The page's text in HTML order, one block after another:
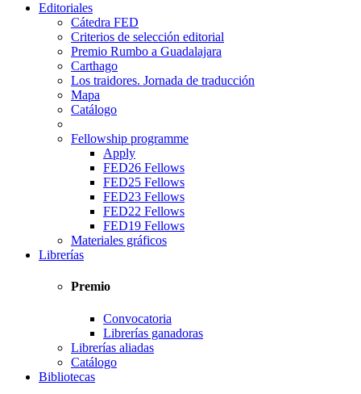
Editoriales
Cátedra FED
Criterios de selección editorial
Premio Rumbo a Guadalajara
Carthago
Los traidores. Jornada de traducción
Mapa
Catálogo
Fellowship programme
Apply
FED26 Fellows
FED25 Fellows
FED23 Fellows
FED22 Fellows
FED19 Fellows
Materiales gráficos
Librerías
Premio
Convocatoria
Librerías ganadoras
Librerías aliadas
Catálogo
Bibliotecas